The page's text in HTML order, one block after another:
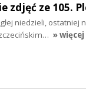
zdjęć ze 105.
niedzieli,
» więcej